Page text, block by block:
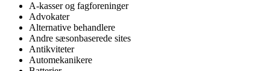
A-kasser og fagforeninger
Advokater
Alternative behandlere
Andre sæsonbaserede sites
Antikviteter
Automekanikere